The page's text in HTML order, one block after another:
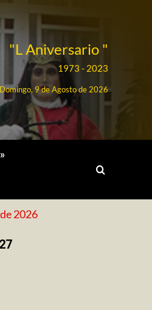
"L Aniversario "
1973 - 2023
Domingo, 9 de Agosto de 2026
2026